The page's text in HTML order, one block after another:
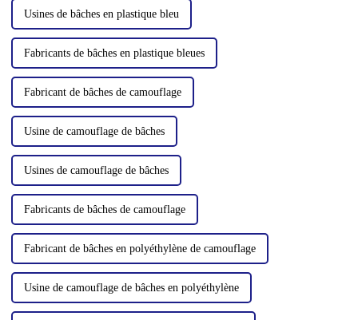
Usines de bâches en plastique bleu
Fabricants de bâches en plastique bleues
Fabricant de bâches de camouflage
Usine de camouflage de bâches
Usines de camouflage de bâches
Fabricants de bâches de camouflage
Fabricant de bâches en polyéthylène de camouflage
Usine de camouflage de bâches en polyéthylène